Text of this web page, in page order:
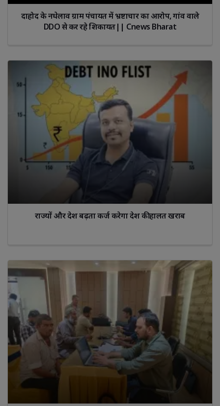
दाहोद के नधेलाव ग्राम पंचायत में भ्रष्टाचार का आरोप, गांव वाले
DDO से कर रहे शिकायत|| Cnews Bharat
राज्यों और देश बढ़ता कर्ज करेगा देश की हालत खराब